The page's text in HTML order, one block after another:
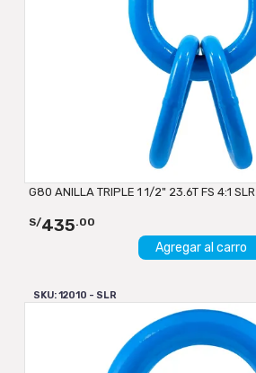
G80 ANILLA TRIPLE 1 1/2" 23.6T FS 4:1 SLR
S/435.00
Agregar al carro
SKU: 12010 - SLR